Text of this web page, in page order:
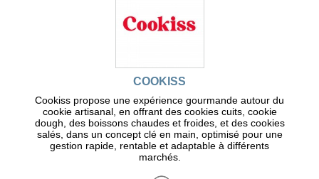
COOKISS
Cookiss propose une expérience gourmande autour du
cookie artisanal, en offrant des cookies cuits, cookie
dough, des boissons chaudes et froides, et des cookies
salés, dans un concept clé en main, optimisé pour une
gestion rapide, rentable et adaptable à différents
marchés.